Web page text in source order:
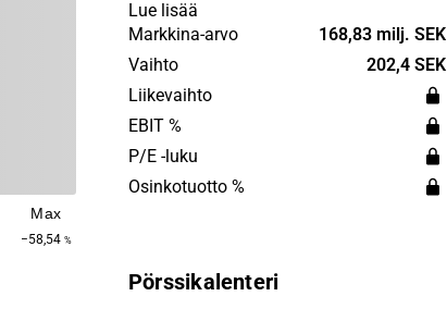
Max
−58,54 %
web and management systems. Precio
Fishbone offers solutions throughout
the value chain, from analysis,
development, to after-sales service. The
company's headquarters are located in
Örebro.
Lue lisää
Markkina-arvo
168,83 milj. SEK
Vaihto
202,4 SEK
Liikevaihto
EBIT %
P/E -luku
Osinkotuotto %
Pörssikalenteri